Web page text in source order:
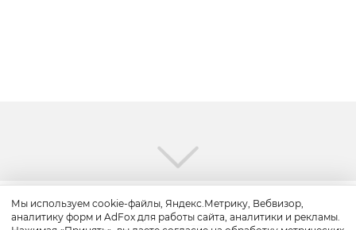
Мы используем cookie-файлы, Яндекс.Метрику, Вебвизор,
аналитику форм и AdFox для работы сайта, аналитики и рекламы.